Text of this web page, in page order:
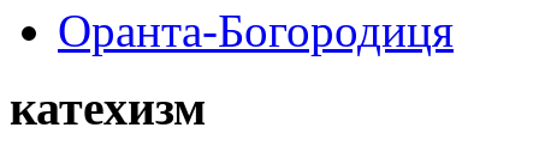
Оранта-Богородиця
катехизм